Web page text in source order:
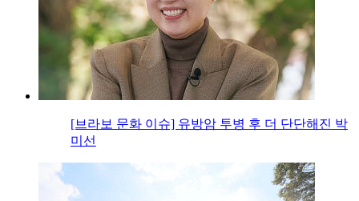
[브라보 문화 이슈] 유방암 투병 후 더 단단해진 박
미선